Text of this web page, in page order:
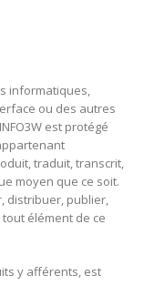
informatiques,
ou des autres
est protégé
traduit, transcrit,
moyen que ce soit.
distribuer, publier,
élément de ce
y afférents, est